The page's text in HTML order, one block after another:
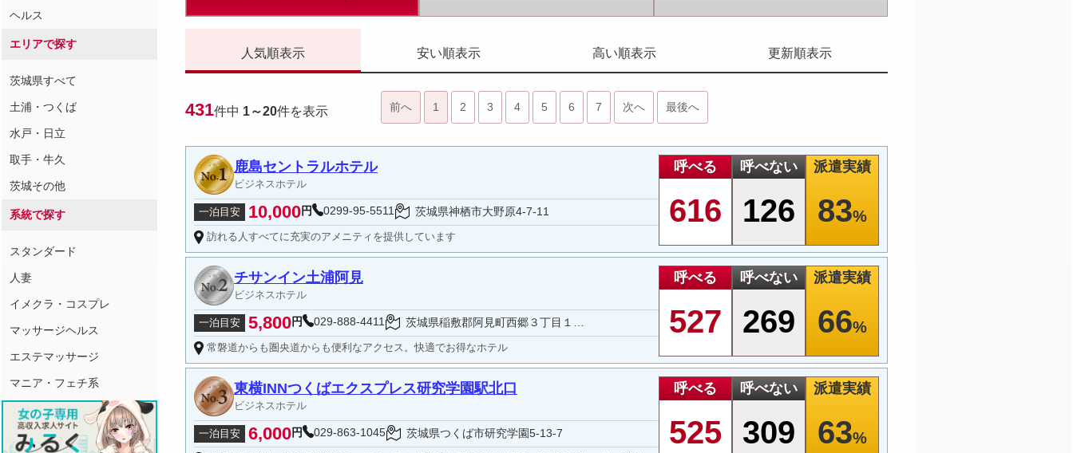
ヘルス
エリアで探す
茨城県すべて
土浦・つくば
水戸・日立
取手・牛久
茨城その他
系統で探す
スタンダード
人妻
イメクラ・コスプレ
マッサージヘルス
エステマッサージ
マニア・フェチ系
人気順表示 安い順表示 高い順表示 更新順表示
431件中 1～20件を表示 前へ 1 2 3 4 5 6 7 次へ 最後へ
鹿島セントラルホテル
ビジネスホテル
一泊目安 10,000円 0299-95-5511 茨城県神栖市大野原4-7-11
訪れる人すべてに充実のアメニティを提供しています
呼べる
616
呼べない
126
派遣実績
83%
チサンイン土浦阿見
ビジネスホテル
一泊目安 5,800円 029-888-4411 茨城県稲敷郡阿見町西郷３丁目１－１
常磐道からも圏央道からも便利なアクセス。快適でお得なホテル
呼べる
527
呼べない
269
派遣実績
66%
東横INNつくばエクスプレス研究学園駅北口
ビジネスホテル
一泊目安 6,000円 029-863-1045 茨城県つくば市研究学園5-13-7
呼べる
525
呼べない
309
派遣実績
63%